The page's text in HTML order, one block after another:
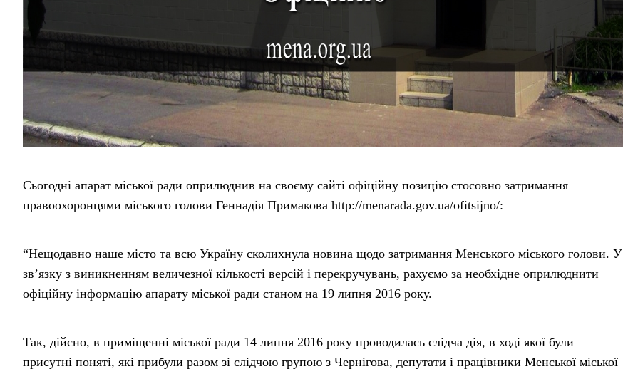
Сьогодні апарат міської ради оприлюднив на своєму сайті офіційну позицію стосовно затримання
правоохоронцями міського голови Геннадія Примакова http://menarada.gov.ua/ofitsijno/:
“Нещодавно наше місто та всю Україну сколихнула новина щодо затримання Менського міського голови. У
зв’язку з виникненням величезної кількості версій і перекручувань, рахуємо за необхідне оприлюднити
офіційну інформацію апарату міської ради станом на 19 липня 2016 року.
Так, дійсно, в приміщенні міської ради 14 липня 2016 року проводилась слідча дія, в ході якої були
присутні поняті, які прибули разом зі слідчою групою з Чернігова, депутати і працівники Менської міської